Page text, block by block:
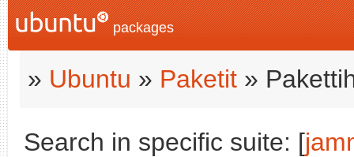
packages
» Ubuntu » Paketit »
Search in specific suite: [